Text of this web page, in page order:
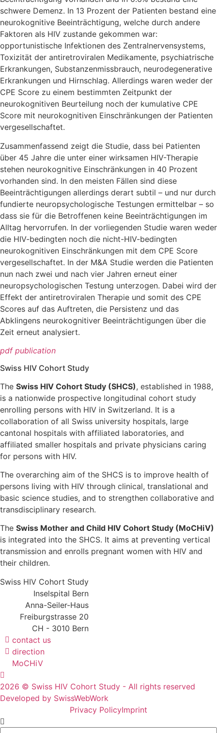
schwere Demenz. In 13 Prozent der Patienten bestand eine
neurokognitive Beeinträchtigung, welche durch andere
Faktoren als HIV zustande gekommen war:
opportunistische Infektionen des Zentralnervensystems,
Toxizität der antiretroviralen Medikamente, psychiatrische
Erkrankungen, Substanzenmissbrauch, neurodegenerative
Erkrankungen und Hirnschlag. Allerdings waren weder der
CPE Score zu einem bestimmten Zeitpunkt der
neurokognitiven Beurteilung noch der kumulative CPE
Score mit neurokognitiven Einschränkungen der Patienten
vergesellschaftet.
Zusammenfassend zeigt die Studie, dass bei Patienten
über 45 Jahre die unter einer wirksamen HIV-Therapie
stehen neurokognitive Einschränkungen in 40 Prozent
vorhanden sind. In den meisten Fällen sind diese
Beeinträchtigungen allerdings derart subtil – und nur durch
fundierte neuropsychologische Testungen ermittelbar – so
dass sie für die Betroffenen keine Beeinträchtigungen im
Alltag hervorrufen. In der vorliegenden Studie waren weder
die HIV-bedingten noch die nicht-HIV-bedingten
neurokognitiven Einschränkungen mit dem CPE Score
vergesellschaftet. In der M&A Studie werden die Patienten
nun nach zwei und nach vier Jahren erneut einer
neuropsychologischen Testung unterzogen. Dabei wird der
Effekt der antiretroviralen Therapie und somit des CPE
Scores auf das Auftreten, die Persistenz und das
Abklingens neurokognitiver Beeinträchtigungen über die
Zeit erneut analysiert.
pdf publication
Swiss HIV Cohort Study
The Swiss HIV Cohort Study (SHCS), established in 1988,
is a nationwide prospective longitudinal cohort study
enrolling persons with HIV in Switzerland. It is a
collaboration of all Swiss university hospitals, large
cantonal hospitals with affiliated laboratories, and
affiliated smaller hospitals and private physicians caring
for persons with HIV.
The overarching aim of the SHCS is to improve health of
persons living with HIV through clinical, translational and
basic science studies, and to strengthen collaborative and
transdisciplinary research.
The Swiss Mother and Child HIV Cohort Study (MoCHiV)
is integrated into the SHCS. It aims at preventing vertical
transmission and enrolls pregnant women with HIV and
their children.
Swiss HIV Cohort Study
Inselspital Bern
Anna-Seiler-Haus
Freiburgstrasse 20
CH - 3010 Bern
contact us
direction
MoCHiV
2026 © Swiss HIV Cohort Study - All rights reserved
Developed by SwissWebWork
Privacy PolicyImprint
Search
...